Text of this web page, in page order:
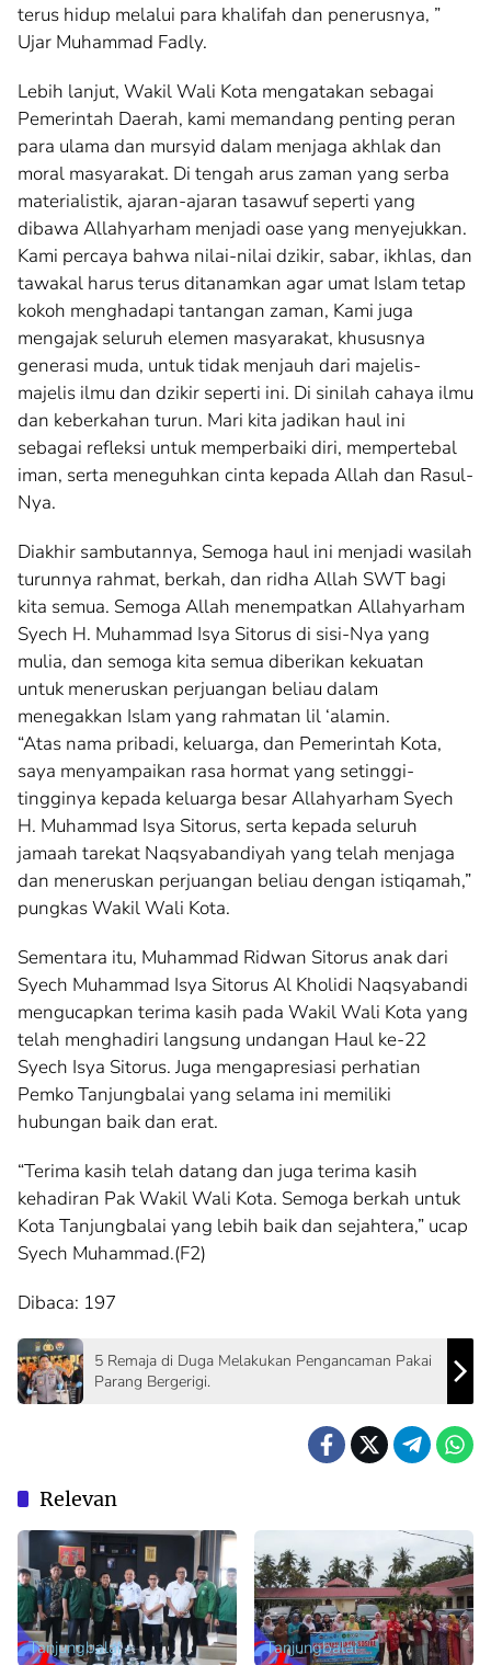
terus hidup melalui para khalifah dan penerusnya, ”
Ujar Muhammad Fadly.
Lebih lanjut, Wakil Wali Kota mengatakan sebagai
Pemerintah Daerah, kami memandang penting peran
para ulama dan mursyid dalam menjaga akhlak dan
moral masyarakat. Di tengah arus zaman yang serba
materialistik, ajaran-ajaran tasawuf seperti yang
dibawa Allahyarham menjadi oase yang menyejukkan.
Kami percaya bahwa nilai-nilai dzikir, sabar, ikhlas, dan
tawakal harus terus ditanamkan agar umat Islam tetap
kokoh menghadapi tantangan zaman, Kami juga
mengajak seluruh elemen masyarakat, khususnya
generasi muda, untuk tidak menjauh dari majelis-
majelis ilmu dan dzikir seperti ini. Di sinilah cahaya ilmu
dan keberkahan turun. Mari kita jadikan haul ini
sebagai refleksi untuk memperbaiki diri, mempertebal
iman, serta meneguhkan cinta kepada Allah dan Rasul-
Nya.
Diakhir sambutannya, Semoga haul ini menjadi wasilah
turunnya rahmat, berkah, dan ridha Allah SWT bagi
kita semua. Semoga Allah menempatkan Allahyarham
Syech H. Muhammad Isya Sitorus di sisi-Nya yang
mulia, dan semoga kita semua diberikan kekuatan
untuk meneruskan perjuangan beliau dalam
menegakkan Islam yang rahmatan lil ‘alamin.
“Atas nama pribadi, keluarga, dan Pemerintah Kota,
saya menyampaikan rasa hormat yang setinggi-
tingginya kepada keluarga besar Allahyarham Syech
H. Muhammad Isya Sitorus, serta kepada seluruh
jamaah tarekat Naqsyabandiyah yang telah menjaga
dan meneruskan perjuangan beliau dengan istiqamah,”
pungkas Wakil Wali Kota.
Sementara itu, Muhammad Ridwan Sitorus anak dari
Syech Muhammad Isya Sitorus Al Kholidi Naqsyabandi
mengucapkan terima kasih pada Wakil Wali Kota yang
telah menghadiri langsung undangan Haul ke-22
Syech Isya Sitorus. Juga mengapresiasi perhatian
Pemko Tanjungbalai yang selama ini memiliki
hubungan baik dan erat.
“Terima kasih telah datang dan juga terima kasih
kehadiran Pak Wakil Wali Kota. Semoga berkah untuk
Kota Tanjungbalai yang lebih baik dan sejahtera,” ucap
Syech Muhammad.(F2)
Dibaca: 197
5 Remaja di Duga Melakukan Pengancaman Pakai
Parang Bergerigi.
Relevan
Tanjungbalai Tanjungbalai